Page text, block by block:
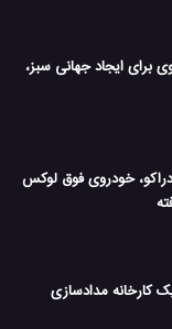
برای ایجاد جهانی سبز،
خودروی فوق لوکس
کارخانه مدادسازی